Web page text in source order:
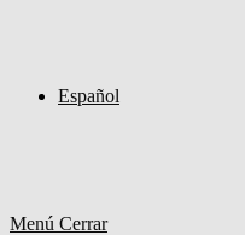
Español
Menú Cerrar